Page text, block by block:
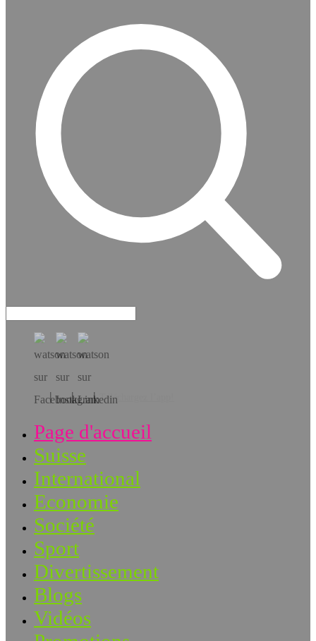
Téléchargez l’app!
Page d'accueil
Suisse
International
Economie
Société
Sport
Divertissement
Blogs
Vidéos